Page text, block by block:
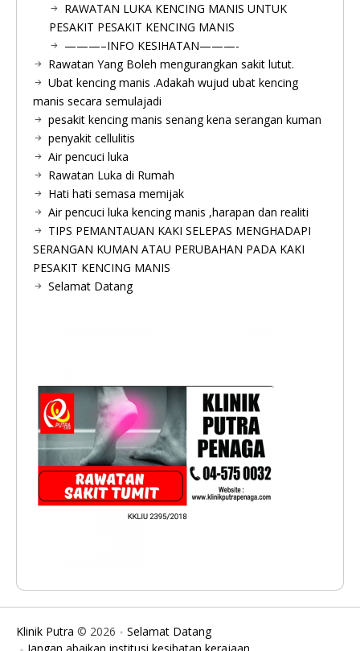
RAWATAN LUKA KENCING MANIS UNTUK
PESAKIT PESAKIT KENCING MANIS
———–INFO KESIHATAN———-
Rawatan Yang Boleh mengurangkan sakit lutut.
Ubat kencing manis .Adakah wujud ubat kencing
manis secara semulajadi
pesakit kencing manis senang kena serangan kuman
penyakit cellulitis
Air pencuci luka
Rawatan Luka di Rumah
Hati hati semasa memijak
Air pencuci luka kencing manis ,harapan dan realiti
TIPS PEMANTAUAN KAKI SELEPAS MENGHADAPI
SERANGAN KUMAN ATAU PERUBAHAN PADA KAKI
PESAKIT KENCING MANIS
Selamat Datang
Klinik Putra © 2026
Selamat Datang